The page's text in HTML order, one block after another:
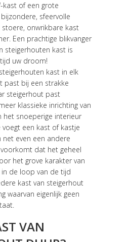
kast of een grote
sfeervolle
onwrikbare kast
Een prachtige blikvanger
steigerhouten kast is
uw droom!
kast in elk
past bij een strakke
steigerhout past
klassieke inrichting van
het snoeperige interieur
een kast of kastje
even een andere
dat het geheel
het grove karakter van
de loop van de tijd
kast van steigerhout
waarvan eigenlijk geen
VAN